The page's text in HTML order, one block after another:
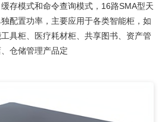
存模式和命令查询模式，16路SMA型天
配置功率，主要应用于各类智能柜，如
具柜、医疗耗材柜、共享图书、资产管
仓储管理产品定